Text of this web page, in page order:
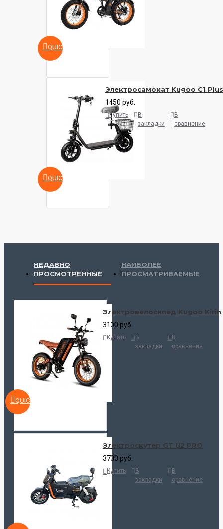
QUICKVIEW
QUICKVIEW
Электросамокат Kugoo C1 Plus
1450 руб.
Купить
В
закладки
В
сравнение
НЕДАВНО
ПРОСМОТРЕННЫЕ
НАИБОЛЕЕ
ПРОСМАТРИВАЕМЫЕ
QUICKVIEW
Электровелосипед Kugoo Kirin
3100 руб.
Купить
В
закладки
В
сравнение
Электроскутер GT U2 PRO
3700 руб.
Купить
В
закладки
В
сравнение